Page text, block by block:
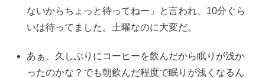
ないからちょっと待ってねー」と言われ、10分ぐら
いは待ってました。土曜なのに大変だ。
あぁ、久しぶりにコーヒーを飲んだから眠りが浅か
ったのかな？でも朝飲んだ程度で眠りが浅くなるん